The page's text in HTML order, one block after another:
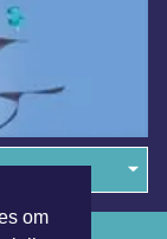
om